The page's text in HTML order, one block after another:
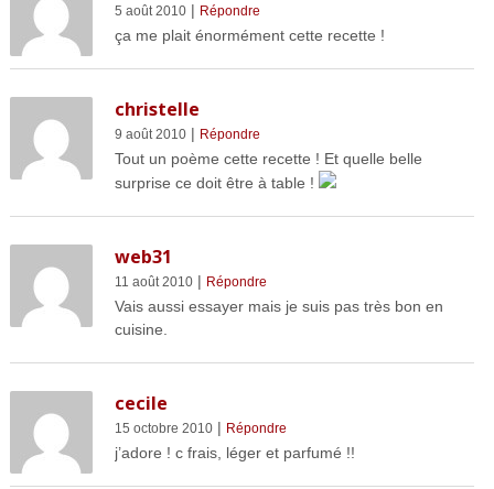
5 août 2010| Répondre
ça me plait énormément cette recette !
christelle
9 août 2010| Répondre
Tout un poème cette recette ! Et quelle belle
surprise ce doit être à table !
web31
11 août 2010| Répondre
Vais aussi essayer mais je suis pas très bon en
cuisine.
cecile
15 octobre 2010| Répondre
j’adore ! c frais, léger et parfumé !!